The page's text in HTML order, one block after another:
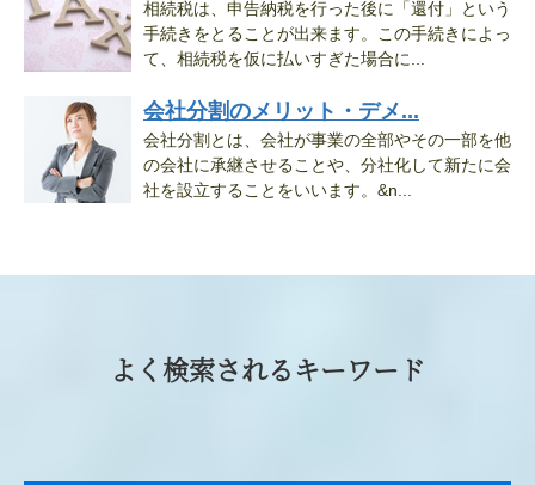
相続税は、申告納税を行った後に「還付」という
手続きをとることが出来ます。この手続きによっ
て、相続税を仮に払いすぎた場合に...
会社分割のメリット・デメ...
会社分割とは、会社が事業の全部やその一部を他
の会社に承継させることや、分社化して新たに会
社を設立することをいいます。&n...
よく検索されるキーワード